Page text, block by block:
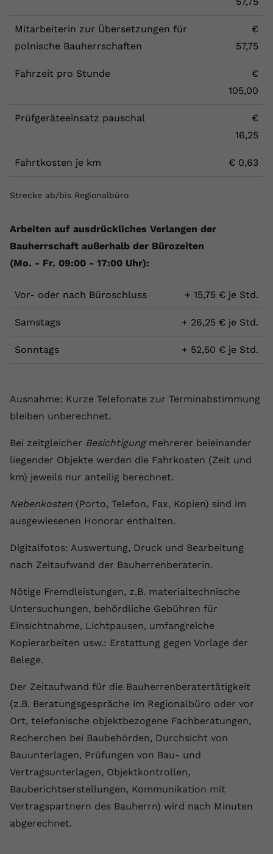
Mitarbeiterin zur Übersetzungen für
polnische Bauherrschaften
€
57,75
Fahrzeit pro Stunde
€
105,00
Prüfgeräteeinsatz pauschal
€
16,25
Fahrtkosten je km € 0,63
Strecke ab/bis Regionalbüro
Arbeiten auf ausdrückliches Verlangen der
Bauherrschaft außerhalb der Bürozeiten
(Mo. - Fr. 09:00 - 17:00 Uhr):
Vor- oder nach Büroschluss + 15,75 € je Std.
Samstags + 26,25 € je Std.
Sonntags + 52,50 € je Std.
Ausnahme: Kurze Telefonate zur Terminabstimmung
bleiben unberechnet.
Bei zeitgleicher Besichtigungmehrerer beieinander
liegender Objekte werden die Fahrkosten (Zeit und
km) jeweils nur anteilig berechnet.
Nebenkosten (Porto, Telefon, Fax, Kopien) sind im
ausgewiesenen Honorar enthalten.
Digitalfotos: Auswertung, Druck und Bearbeitung
nach Zeitaufwand der Bauherrenberaterin.
Nötige Fremdleistungen, z.B. materialtechnische
Untersuchungen, behördliche Gebühren für
Einsichtnahme, Lichtpausen, umfangreiche
Kopierarbeiten usw.: Erstattung gegen Vorlage der
Belege.
Der Zeitaufwand für die Bauherrenberatertätigkeit
(z.B. Beratungsgespräche im Regionalbüro oder vor
Ort, telefonische objektbezogene Fachberatungen,
Recherchen bei Baubehörden, Durchsicht von
Bauunterlagen, Prüfungen von Bau- und
Vertragsunterlagen, Objektkontrollen,
Bauberichtserstellungen, Kommunikation mit
Vertragspartnern des Bauherrn) wird nach Minuten
abgerechnet.